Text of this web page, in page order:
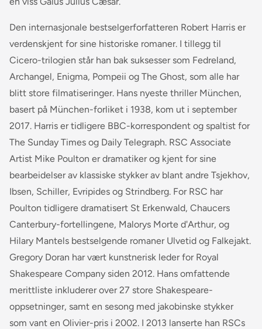
Den internasjonale bestselgerforfatteren Robert Harris er
verdenskjent for sine historiske romaner. I tillegg til
Cicero-trilogien står han bak suksesser som Fedreland,
Archangel, Enigma, Pompeii og The Ghost, som alle har
blitt store filmatiseringer. Hans nyeste thriller München,
basert på München-forliket i 1938, kom ut i september
2017. Harris er tidligere BBC-korrespondent og spaltist for
The Sunday Times og Daily Telegraph. RSC Associate
Artist Mike Poulton er dramatiker og kjent for sine
bearbeidelser av klassiske stykker av blant andre Tsjekhov,
Ibsen, Schiller, Evripides og Strindberg. For RSC har
Poulton tidligere dramatisert St Erkenwald, Chaucers
Canterbury-fortellingene, Malorys Morte d'Arthur, og
Hilary Mantels bestselgende romaner Ulvetid og Falkejakt.
Gregory Doran har vært kunstnerisk leder for Royal
Shakespeare Company siden 2012. Hans omfattende
merittliste inkluderer over 27 store Shakespeare-
oppsetninger, samt en sesong med jakobinske stykker
som vant en Olivier-pris i 2002. I 2013 lanserte han RSCs